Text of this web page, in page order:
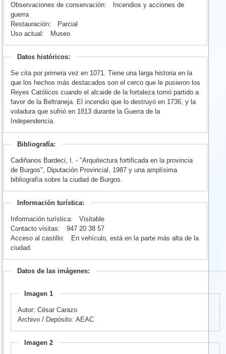
Observaciones de conservación:
Incendios y acciones de
guerra
Restauración:
Parcial
Uso actual:
Museo
Datos históricos:
Se cita por primera vez en 1071. Tiene una larga historia en la
que los hechos más destacados son el cerco que le pusieron los
Reyes Católicos cuando el alcaide de la fortaleza tomó partido a
favor de la Beltraneja. El incendio que lo destruyó en 1736, y la
voladura que sufrió en 1813 durante la Guerra de la
Independencia.
Bibliografía:
Cadiñanos Bardeci, I. - "Arquitectura fortificada en la provincia
de Burgos", Diputación Provincial, 1987 y una amplísima
bibliografía sobre la ciudad de Burgos.
Información turística:
Información turística:
Visitable
Contacto visitas:
947 20 38 57
Acceso al castillo:
En vehículo, está en la parte más alta de la
ciudad.
Datos de las imágenes:
Imagen 1
Autor: César Carazo
Archivo / Depósito: AEAC
Imagen 2